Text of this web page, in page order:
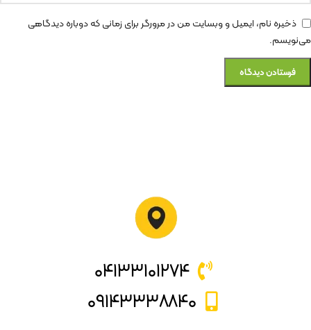
ذخیره نام، ایمیل و وبسایت من در مرورگر برای زمانی که دوباره دیدگاهی
می‌نویسم.
۰۴۱۳۳۱۰۱۲۷۴
۰۹۱۴۳۳۳۸۸۴۰